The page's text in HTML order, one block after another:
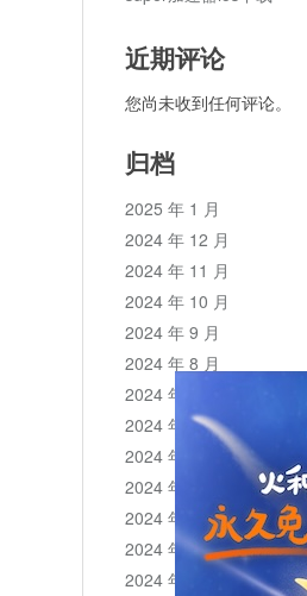
近期评论
您尚未收到任何评论。
归档
2025 年 1 月
2024 年 12 月
2024 年 11 月
2024 年 10 月
2024 年 9 月
2024 年 8 月
2024 年 7 月
2024 年 6 月
2024 年 5 月
2024 年 4 月
2024 年 3 月
2024 年 2 月
2024 年 1 月